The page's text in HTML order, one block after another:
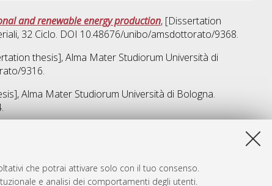
che potrai attivare solo con il tuo consenso.
e analisi dei comportamenti degli utenti.
and renewable energy production, [Dissertation
, 32 Ciclo. DOI 10.48676/unibo/amsdottorato/9368.
thesis], Alma Mater Studiorum Università di
9316.
Alma Mater Studiorum Università di Bologna.
Fri Aug 7 20:37:29 2026 CEST.